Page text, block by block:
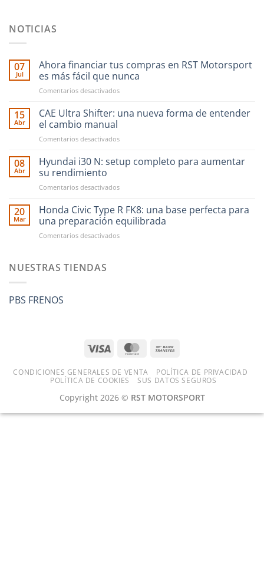
NOTICIAS
07
Jul
Ahora financiar tus compras en RST Motorsport
es más fácil que nunca
Comentarios desactivadosen
financiar
en
Motorsport
fácil
nunca
15
Abr
CAE Ultra Shifter: una nueva forma de entender
el cambio manual
Comentarios desactivadosen
Ultra
Shifter:
nueva
de
entender
cambio
08
Abr
Hyundai i30 N: setup completo para aumentar
su rendimiento
Comentarios desactivadosen
i30
setup
completo
20
Mar
Honda Civic Type R FK8: una base perfecta para
una preparación equilibrada
Comentarios desactivadosen
preparación
equilibrada
NUESTRAS TIENDAS
PBS FRENOS
CONDICIONES GENERALES DE VENTA
POLÍTICA DE PRIVACIDAD
POLÍTICA DE COOKIES
SUS DATOS SEGUROS
Copyright 2026 © RST MOTORSPORT